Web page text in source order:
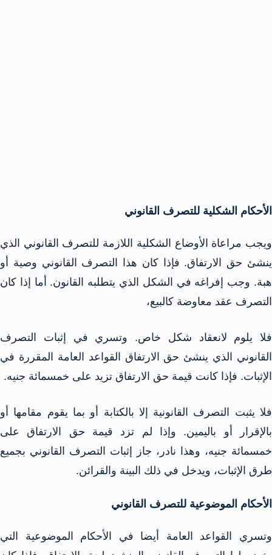
الأحكام الشكلية للتصرف القانوني
ويجب مراعاة الأوضاع الشكلية اللازمة للتصرف القانوني الذي
ينشئ حق الارتفاق. فإذا كان هذا التصرف القانوني وصية أو
هبة. وجب إفراغه في الشكل الذي يتطلبه القانون. أما إذا كان
التصرف عقد معاوضة كالبيع،
فلا يلوم لانعقاد شكل خاص. وتسري في إثبات التصرف
القانوني الذي ينشئ حق الارتفاق القواعد العامة المقررة في
الإثبات. فإذا كانت قيمة حق الارتفاق تزيد على خمسمائة جنيه.
فلا يثبت التصرف القانونية إلا بالكتابة أو بما يقوم مقامها أو
بالإقرار أو باليمين. وإذا لم تزد قيمة حق الارتفاق على
خمسمائة جنيه، وهذا نادر، جاز إثبات التصرف القانوني بجميع
طرق الإثبات، ويدخل في ذلك البينة والقرائن.
الأحكام الموضوعية للتصرف القانوني
وتسري القواعد العامة أيضا في الأحكام الموضوعية التي